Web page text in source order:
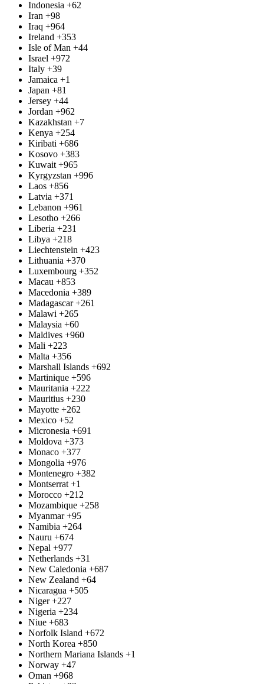
Indonesia +62
Iran +98
Iraq +964
Ireland +353
Isle of Man +44
Israel +972
Italy +39
Jamaica +1
Japan +81
Jersey +44
Jordan +962
Kazakhstan +7
Kenya +254
Kiribati +686
Kosovo +383
Kuwait +965
Kyrgyzstan +996
Laos +856
Latvia +371
Lebanon +961
Lesotho +266
Liberia +231
Libya +218
Liechtenstein +423
Lithuania +370
Luxembourg +352
Macau +853
Macedonia +389
Madagascar +261
Malawi +265
Malaysia +60
Maldives +960
Mali +223
Malta +356
Marshall Islands +692
Martinique +596
Mauritania +222
Mauritius +230
Mayotte +262
Mexico +52
Micronesia +691
Moldova +373
Monaco +377
Mongolia +976
Montenegro +382
Montserrat +1
Morocco +212
Mozambique +258
Myanmar +95
Namibia +264
Nauru +674
Nepal +977
Netherlands +31
New Caledonia +687
New Zealand +64
Nicaragua +505
Niger +227
Nigeria +234
Niue +683
Norfolk Island +672
North Korea +850
Northern Mariana Islands +1
Norway +47
Oman +968